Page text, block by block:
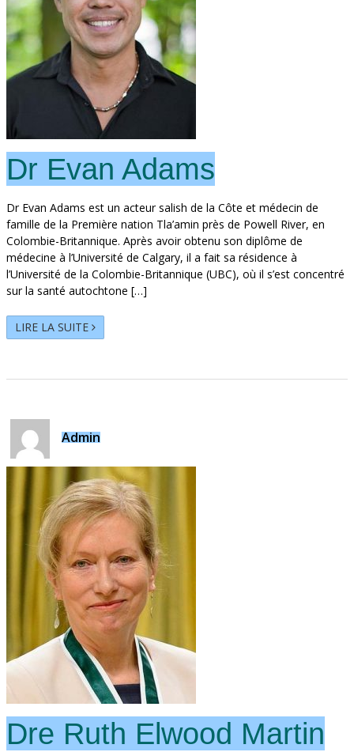
Dr Evan Adams
Dr Evan Adams est un acteur salish de la Côte et médecin de
famille de la Première nation Tla’amin près de Powell River, en
Colombie-Britannique. Après avoir obtenu son diplôme de
médecine à l’Université de Calgary, il a fait sa résidence à
l’Université de la Colombie-Britannique (UBC), où il s’est concentré
sur la santé autochtone […]
LIRE LA SUITE
Admin
Dre Ruth Elwood Martin